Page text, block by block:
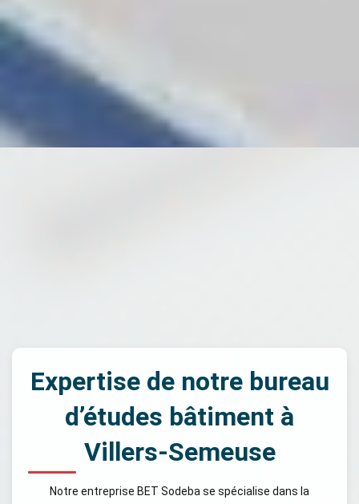
Expertise de notre bureau
d’études bâtiment à
Villers-Semeuse
Notre entreprise BET Sodeba se spécialise dans la